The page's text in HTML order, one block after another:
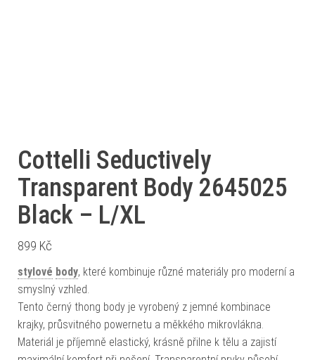
Cottelli Seductively
Transparent Body 2645025
Black – L/XL
899 Kč
stylové body, které kombinuje různé materiály pro moderní a
smyslný vzhled.
Tento černý thong body je vyrobený z jemné kombinace
krajky, průsvitného powernetu a měkkého mikrovlákna.
Materiál je příjemně elastický, krásně přilne k tělu a zajistí